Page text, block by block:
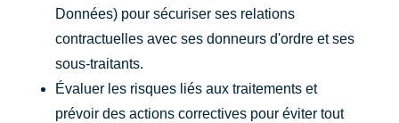
Données) pour sécuriser ses relations
contractuelles avec ses donneurs d'ordre et ses
sous-traitants.
Évaluer les risques liés aux traitements et
prévoir des actions correctives pour éviter tout